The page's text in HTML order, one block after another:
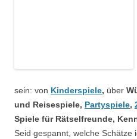
sein: von Kinderspiele, über
und Reisespiele, Partyspiele,
Spiele für Rätselfreunde,
Seid gespannt, welche Schätze